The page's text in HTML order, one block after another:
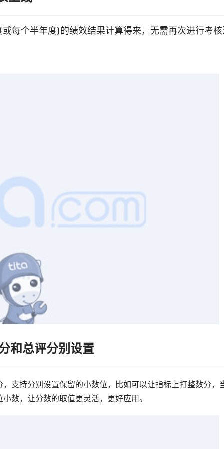
每个半年度)的绩效结果计算得来，无需再次进行考
和总评分别设置
支持分别设置保留的小数位，比如可以让指标上打整数分，
数，让分数的取值更灵活，更好应用。